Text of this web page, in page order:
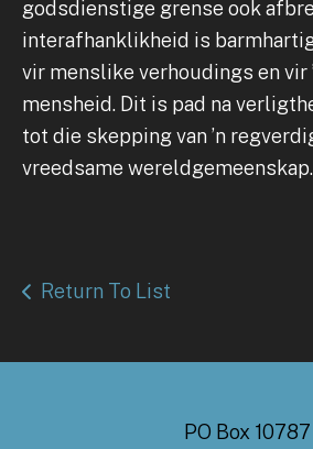
godsdienstige grense ook
interafhanklikheid is
vir menslike verhoudings en vir
mensheid. Dit is pad na
tot die skepping van ’n
vreedsame wereldgemeenskap.
Return To List
PO Box 10787